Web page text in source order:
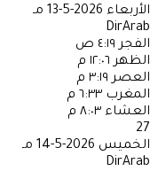
الأربعاء 2026-5-13 مـ
DirArab
الفجر ٤:١٩ ص
الظهر ١٢:٠٦ م
العصر ٣:١٩ م
المغرب ٦:٣٣ م
العشاء ٨:٠٣ م
27
الخميس 2026-5-14 مـ
DirArab